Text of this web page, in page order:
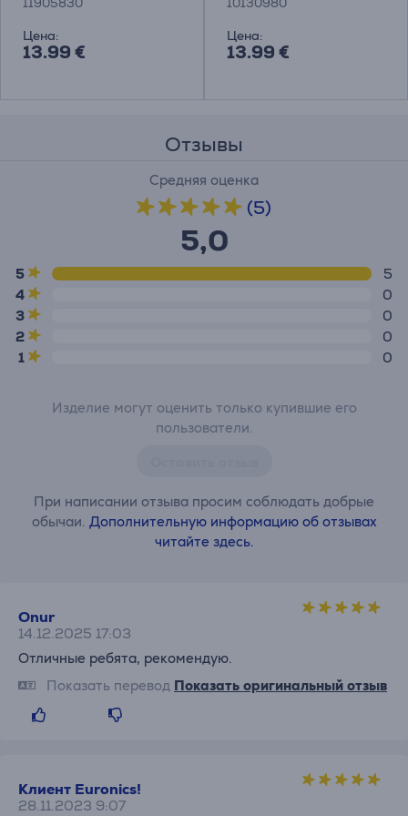
Цена:
13.99 €
машин
Цена:
13.99 €
Отзывы
Средняя оценка
(5)
5,0
5
5
4
0
3
0
2
0
1
0
Изделие могут оценить только купившие его
пользователи.
При написании отзыва просим соблюдать добрые
обычаи. Дополнительную информацию об отзывах
читайте здесь.
Onur
14.12.2025 17:03
Отличные ребята, рекомендую.
Показать перевод Показать оригинальный отзыв
Клиент Euronics!
28.11.2023 9:07